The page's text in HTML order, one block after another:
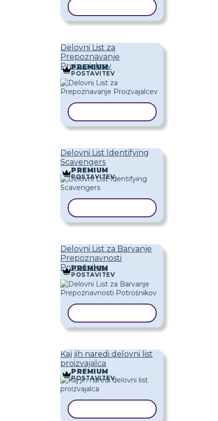
Delovni List za
Prepoznavanje
Proizvajalcev
PREMIUM
POSTAVITEV
Delovni List Identifying
Scavengers
PREMIUM
POSTAVITEV
Delovni List za Barvanje
Prepoznavnosti
Potrošnikov
PREMIUM
POSTAVITEV
Kaj jih naredi delovni list
proizvajalca
PREMIUM
POSTAVITEV